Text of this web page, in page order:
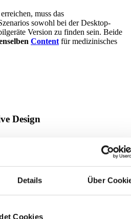
Details Über
Cookies
muss das
sowohl bei der Desktop-
Version zu finden sein. Beide
Content für medizinisches
Design
sich
zu müssen. Responsive Design sorgt dafür,
Ihrer Website
auf allen Endgeräten